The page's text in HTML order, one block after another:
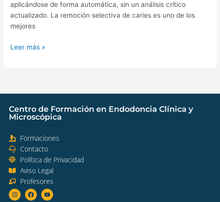
aplicándose de forma automática, sin un análisis crítico
actualizado. La remoción selectiva de caries es uno de los
mejores
Leer más »
Centro de Formación en Endodoncia Clínica y
Microscópica
Formaciones​
Contacto
Política de Privacidad
Aviso Legal​
Profesores​
I
n
F
a
Y
o